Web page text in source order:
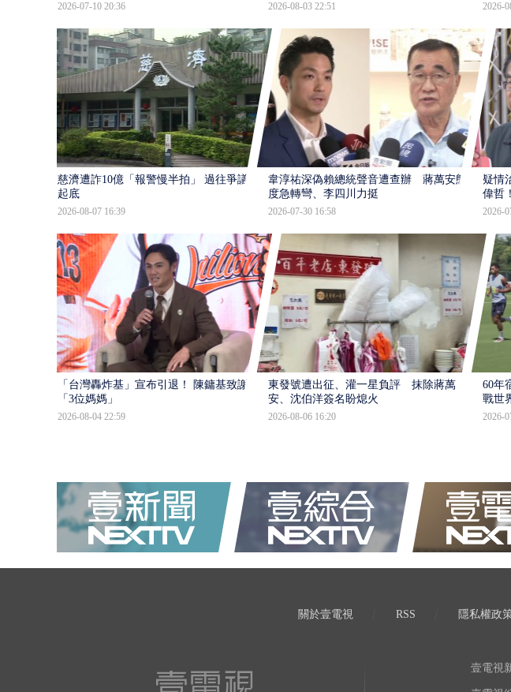
2026-07-10 20:36 2026-08-03 22:51 2026-
慈濟遭詐10億「報警慢半拍」 過往爭議遭
起底
2026-08-07 16:39
韋淳祐深偽賴總統聲音遭查辦 蔣萬安態
度急轉彎、李四川力挺
2026-07-30 16:58
疑情
偉哲
2026-
「台灣轟炸基」宣布引退！ 陳鏞基致謝
「3位媽媽」
2026-08-04 22:59
東發號遭出征、灌一星負評 抹除蔣萬
安、沈伯洋簽名盼熄火
2026-08-06 16:20
60年
戰世
2026-
關於壹電視 RSS 隱私權政
壹電視